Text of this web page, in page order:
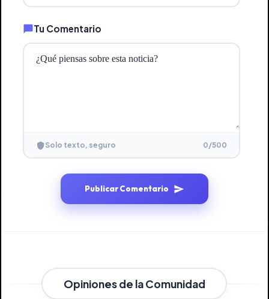
Tu Comentario
Solo texto, seguro 0/500
Publicar Comentario
Opiniones de la Comunidad